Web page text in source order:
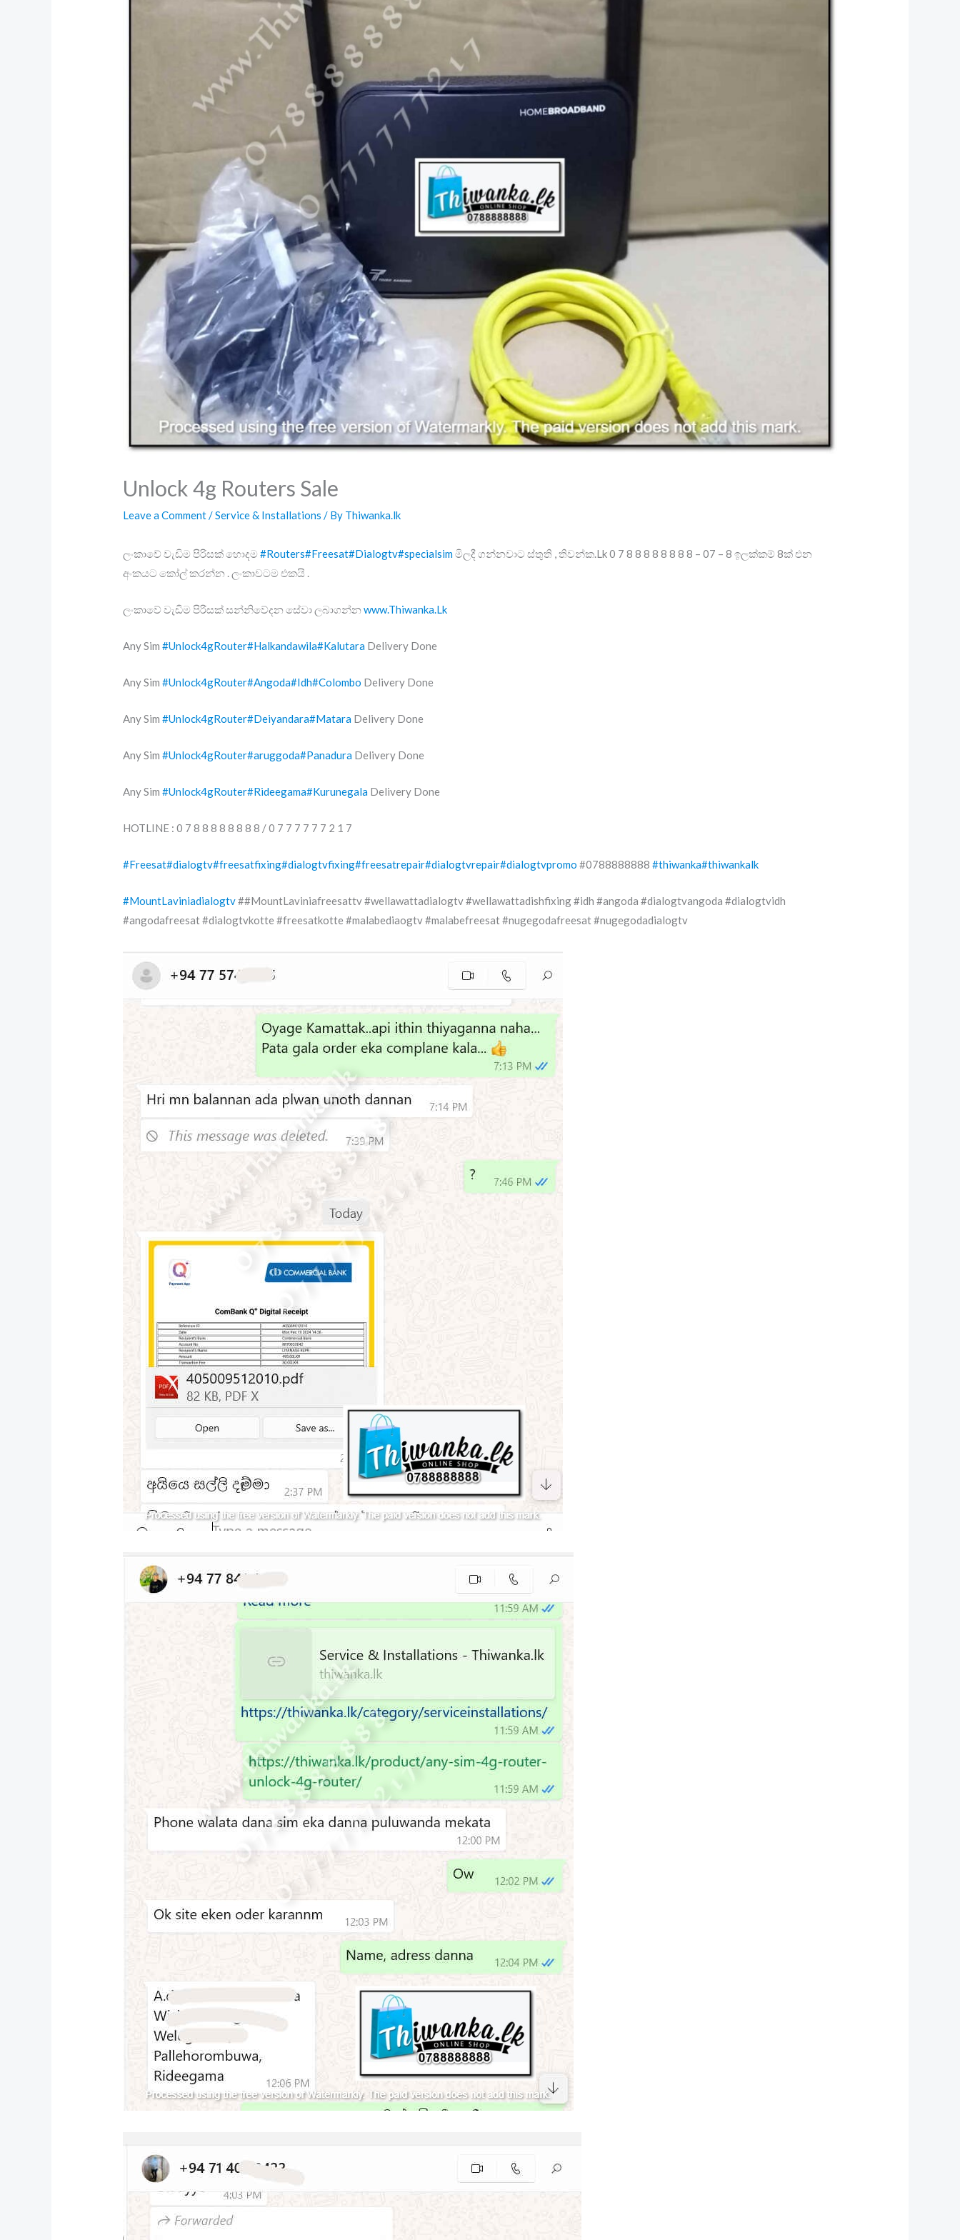
Unlock 4g Routers Sale
Leave a Comment/Service & Installations / By Thiwanka.lk
ලංකාවේ වැඩිම පිරිසක් හොදම#Routers#Freesat#Dialogtv#specialsimමිලදී ගන්නවාට ස්තුති , තිවන්ක.Lk 0 7 8 8 8 8 8 8 8 8 – 07 – 8 ඉලක්කම් 8ක් එන
අංකයට කෝල් කරන්න . ලංකාවටම එකයි .
ලංකාවේ වැඩිම පිරිසක් සන්නිවේදන සේවා ලබාගන්නwww.Thiwanka.Lk
Any Sim#Unlock4gRouter#Halkandawila#Kalutara Delivery Done
AnySim#Unlock4gRouter#Angoda#Idh#Colombo Delivery Done
Any Sim#Unlock4gRouter#Deiyandara#Matara Delivery Done
Any Sim#Unlock4gRouter#aruggoda#Panadura Delivery Done
Any Sim#Unlock4gRouter#Rideegama#Kurunegala Delivery Done
HOTLINE : 0 7 8 8 8 8 8 8 8 8 / 0 7 7 7 7 7 7 2 1 7
#Freesat#dialogtv#freesatfixing#dialogtvfixing#freesatrepair#dialogtvrepair#dialogtvpromo #0788888888#thiwanka#thiwankalk
#MountLaviniadialogtv##MountLaviniafreesattv #wellawattadialogtv #wellawattadishfixing #idh #angoda #dialogtvangoda #dialogtvidh
#angodafreesat #dialogtvkotte #freesatkotte #malabediaogtv #malabefreesat #nugegodafreesat #nugegodadialogtv